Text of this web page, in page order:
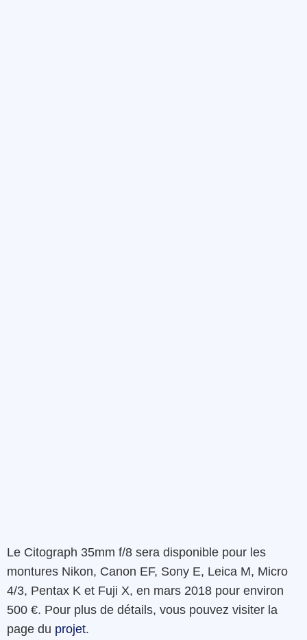
Le Citograph 35mm f/8 sera disponible pour les
montures Nikon, Canon EF, Sony E, Leica M, Micro
4/3, Pentax K et Fuji X, en mars 2018 pour environ
500 €. Pour plus de détails, vous pouvez visiter la
page du projet.